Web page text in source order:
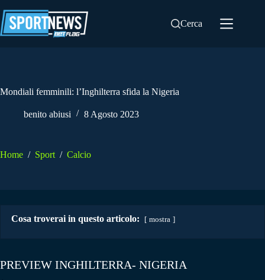
al
contenuto
Cerca
Mondiali femminili: l’Inghilterra sfida la Nigeria
benito abiusi 8 Agosto 2023
Home / Sport / Calcio
Cosa troverai in questo articolo: mostra
PREVIEW INGHILTERRA- NIGERIA